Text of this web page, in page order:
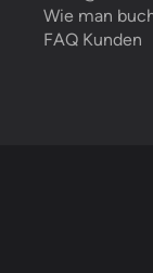
Wie man
FAQ Kunden